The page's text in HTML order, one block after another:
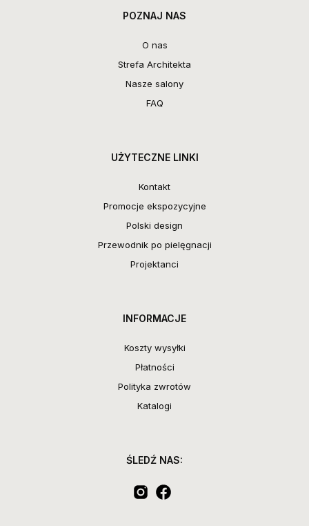
POZNAJ NAS
O nas
Strefa Architekta
Nasze salony
FAQ
UŻYTECZNE LINKI
Kontakt
Promocje ekspozycyjne
Polski design
Przewodnik po pielęgnacji
Projektanci
INFORMACJE
Koszty wysyłki
Płatności
Polityka zwrotów
Katalogi
ŚLEDŹ NAS: